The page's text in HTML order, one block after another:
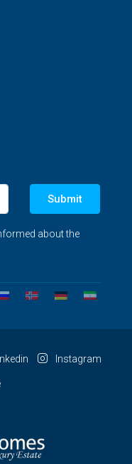
Submit
about the
Instagram